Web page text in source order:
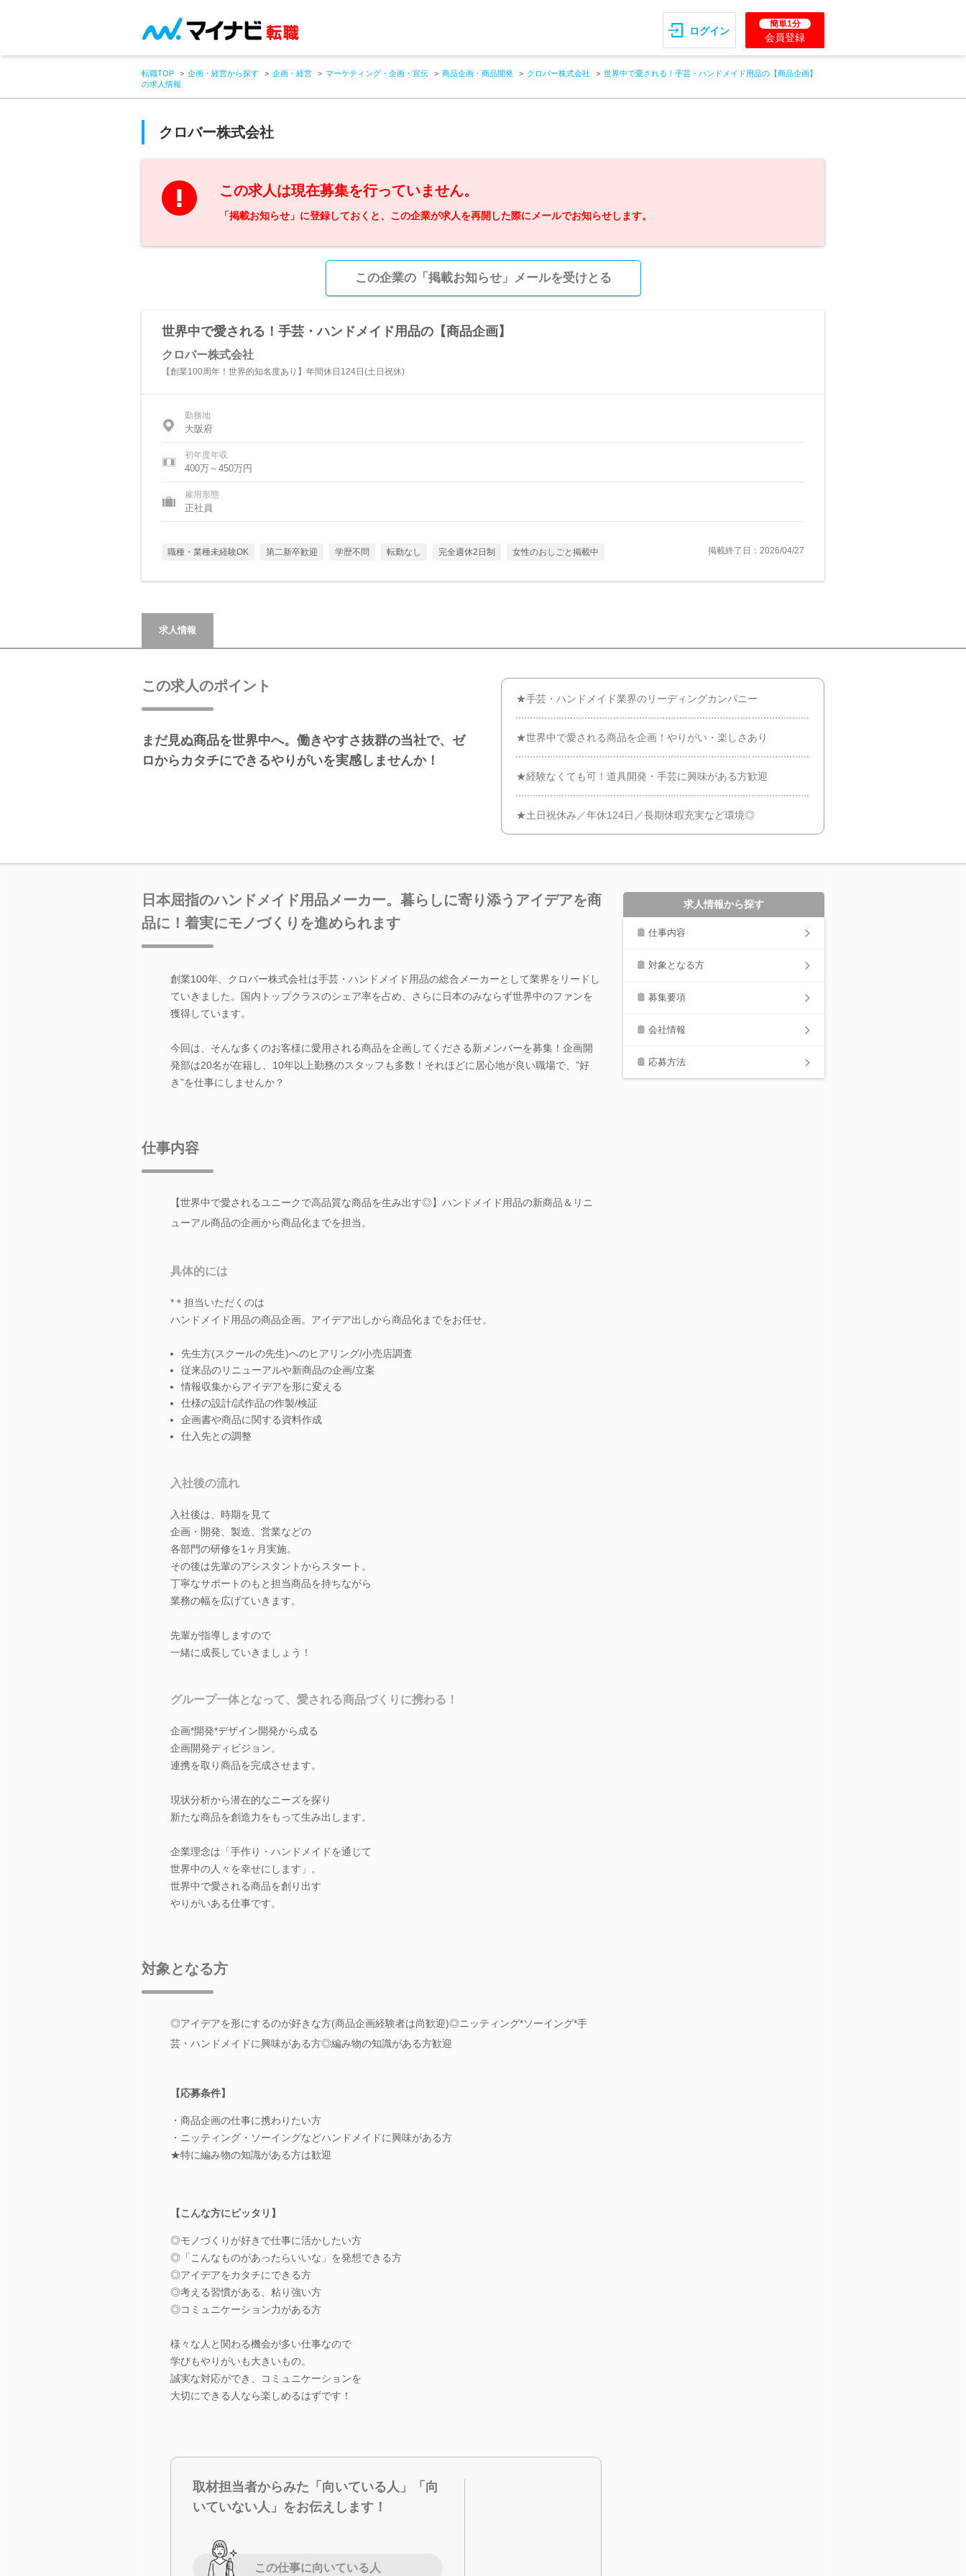
ログイン
簡単1分
会員登録
転職TOP 企画・経営から探す 企画・経営 マーケティング・企画・宣伝 商品企画・商品開発 クロバー株式会社
世界中で愛される！手芸・ハンドメイド用品の【商品企画】
の求人情報
クロバー株式会社
この求人は現在募集を行っていません。
「掲載お知らせ」に登録しておくと、この企業が求人を再開した際にメールでお知らせします。
この企業の「掲載お知らせ」メールを受けとる
世界中で愛される！手芸・ハンドメイド用品の【商品企画】
クロバー株式会社
【創業100周年！世界的知名度あり】年間休日124日(土日祝休)
勤務地
大阪府
初年度年収
400万～450万円
雇用形態
正社員
職種・業種未経験OK 第二新卒歓迎 学歴不問 転勤なし 完全週休2日制 女性のおしごと掲載中 掲載終了日：2026/04/27
求人情報
この求人のポイント
まだ見ぬ商品を世界中へ。働きやすさ抜群の当社で、ゼ
ロからカタチにできるやりがいを実感しませんか！
★手芸・ハンドメイド業界のリーディングカンパニー
★世界中で愛される商品を企画！やりがい・楽しさあり
★経験なくても可！道具開発・手芸に興味がある方歓迎
★土日祝休み／年休124日／長期休暇充実など環境◎
日本屈指のハンドメイド用品メーカー。暮らしに寄り添うアイデアを商
品に！着実にモノづくりを進められます
創業100年、クロバー株式会社は手芸・ハンドメイド用品の総合メーカーとして業界をリードし
ていきました。国内トップクラスのシェア率を占め、さらに日本のみならず世界中のファンを
獲得しています。
今回は、そんな多くのお客様に愛用される商品を企画してくださる新メンバーを募集！企画開
発部は20名が在籍し、10年以上勤務のスタッフも多数！それほどに居心地が良い職場で、”好
き”を仕事にしませんか？
仕事内容
【世界中で愛されるユニークで高品質な商品を生み出す◎】ハンドメイド用品の新商品＆リニ
ューアル商品の企画から商品化までを担当。
具体的には
*＊担当いただくのは
ハンドメイド用品の商品企画。アイデア出しから商品化までをお任せ。
先生方(スクールの先生)へのヒアリング/小売店調査
従来品のリニューアルや新商品の企画/立案
情報収集からアイデアを形に変える
仕様の設計/試作品の作製/検証
企画書や商品に関する資料作成
仕入先との調整
入社後の流れ
入社後は、時期を見て
企画・開発、製造、営業などの
各部門の研修を1ヶ月実施。
その後は先輩のアシスタントからスタート。
丁寧なサポートのもと担当商品を持ちながら
業務の幅を広げていきます。
先輩が指導しますので
一緒に成長していきましょう！
グループ一体となって、愛される商品づくりに携わる！
企画*開発*デザイン開発から成る
企画開発ディビジョン。
連携を取り商品を完成させます。
現状分析から潜在的なニーズを探り
新たな商品を創造力をもって生み出します。
企業理念は「手作り・ハンドメイドを通じて
世界中の人々を幸せにします」。
世界中で愛される商品を創り出す
やりがいある仕事です。
対象となる方
◎アイデアを形にするのが好きな方(商品企画経験者は尚歓迎)◎ニッティング*ソーイング*手
芸・ハンドメイドに興味がある方◎編み物の知識がある方歓迎
【応募条件】
・商品企画の仕事に携わりたい方
・ニッティング・ソーイングなどハンドメイドに興味がある方
★特に編み物の知識がある方は歓迎
【こんな方にピッタリ】
◎モノづくりが好きで仕事に活かしたい方
◎「こんなものがあったらいいな」を発想できる方
◎アイデアをカタチにできる方
◎考える習慣がある、粘り強い方
◎コミュニケーション力がある方
様々な人と関わる機会が多い仕事なので
学びもやりがいも大きいもの。
誠実な対応ができ、コミュニケーションを
大切にできる人なら楽しめるはずです！
取材担当者からみた「向いている人」「向
いていない人」をお伝えします！
この仕事に向いている人
求人情報から探す
仕事内容
対象となる方
募集要項
会社情報
応募方法